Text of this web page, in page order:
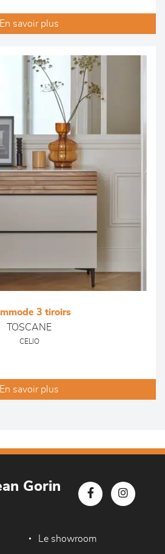
En savoir plus
3 tiroirs
TOSCANE
CELIO
En savoir plus
Gorin
Le showroom